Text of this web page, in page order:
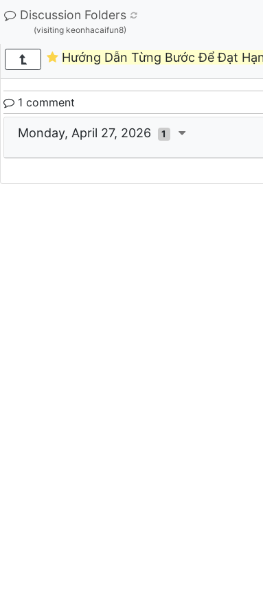
Discussion Folders
(visiting keonhacaifun8)
Hướng Dẫn Từng Bước Để Đạt
1 comment
Monday, April 27, 2026 1